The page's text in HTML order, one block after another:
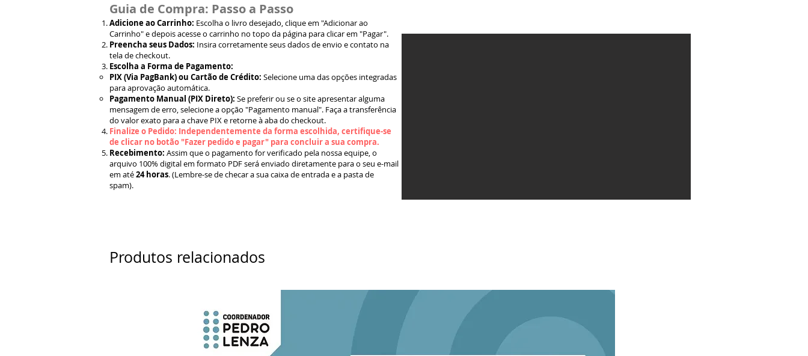
Guia de Compra: Passo a Passo
Adicione ao Carrinho: Escolha o livro desejado, clique em "Adicionar ao
Carrinho" e depois acesse o carrinho no topo da página para clicar em "Pagar".
Preencha seus Dados: Insira corretamente seus dados de envio e contato na
tela de checkout.
Escolha a Forma de Pagamento:
PIX (Via PagBank) ou Cartão de Crédito: Selecione uma das opções integradas
para aprovação automática.
Pagamento Manual (PIX Direto): Se preferir ou se o site apresentar alguma
mensagem de erro, selecione a opção "Pagamento manual". Faça a transferência
do valor exato para a chave PIX e retorne à aba do checkout.
Finalize o Pedido: Independentemente da forma escolhida, certifique-se
de clicar no botão "Fazer pedido e pagar" para concluir a sua compra.
Recebimento: Assim que o pagamento for verificado pela nossa equipe, o
arquivo 100% digital em formato PDF será enviado diretamente para o seu e-mail
em até24 horas. (Lembre-se de checar a sua caixa de entrada e a pasta de
spam).
Produtos relacionados